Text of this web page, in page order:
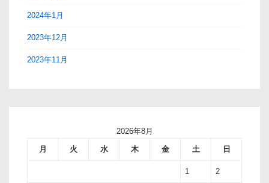
2024年1月
2023年12月
2023年11月
2026年8月
月
火 水 木 金 土 日
1 2